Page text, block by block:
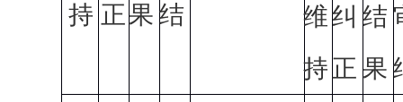
持 正果 结
维
持
纠
正
结
果